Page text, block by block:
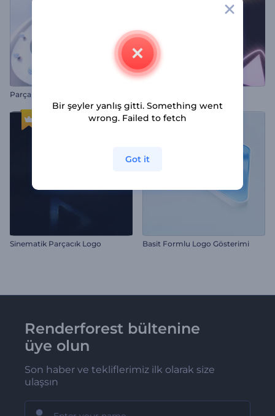
Parçalı Küre Logo Gösterimi
Sinematik Parçacık Logo Basit Formlu Logo Gösterimi
Renderforest bültenine
üye olun
Son haber ve tekliflerimiz ilk olarak size
ulaşsın
Bir şeyler yanlış gitti. Something went
wrong. Failed to fetch
Got it